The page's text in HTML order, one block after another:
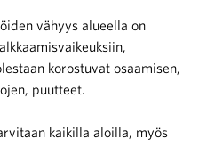
vähyys alueella on
korostuvat osaamisen,
puutteet.
kaikilla aloilla, myös